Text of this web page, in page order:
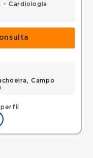
- Cardiologia
Campo